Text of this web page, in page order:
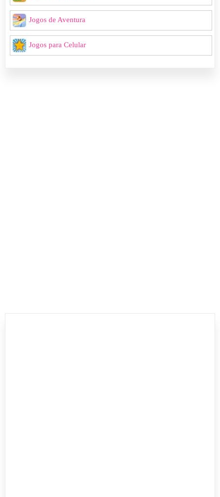
Jogos de Aventura
Jogos para Celular